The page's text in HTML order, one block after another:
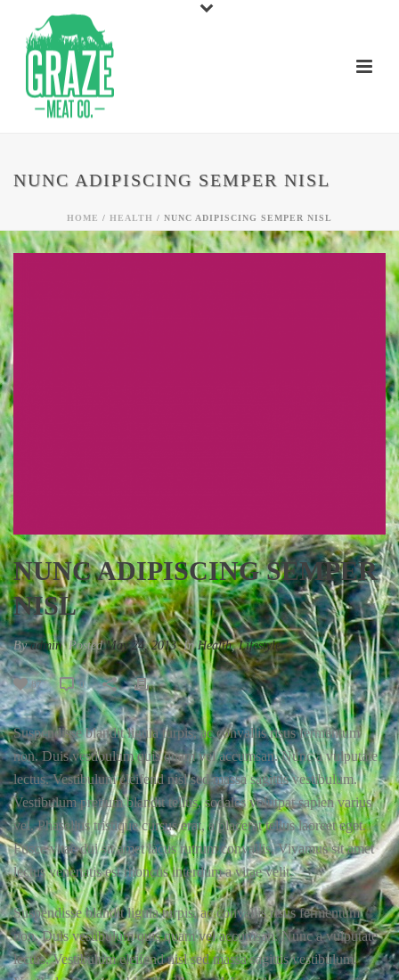
NUNC ADIPISCING SEMPER NISL
HOME / HEALTH / NUNC ADIPISCING SEMPER NISL
NUNC ADIPISCING SEMPER
NISL
Byadmin PostedMay 24, 2013 InHealth,Lifestyle
87 0
Suspendisse blandit ligula turpis, ac convallis risus fermentum
non. Duis vestibulum quis quam vel accumsan. Nunc a vulputate
lectus. Vestibulum eleifend nisl sed massa sagittis vestibulum.
Vestibulum pretium blandit tellus, sodales volutpat sapien varius
vel. Phasellus tristique cursus erat, a placerat tellus laoreet eget.
Fusce vitae dui sit amet lacus rutrum convallis. Vivamus sit amet
lectus venenatis est rhoncus interdum a vitae velit.
Suspendisse blandit ligula turpis, ac convallis risus fermentum
non. Duis vestibulum quis quam vel accumsan. Nunc a vulputate
lectus. Vestibulum eleifend nisl sed massa sagittis vestibulum.